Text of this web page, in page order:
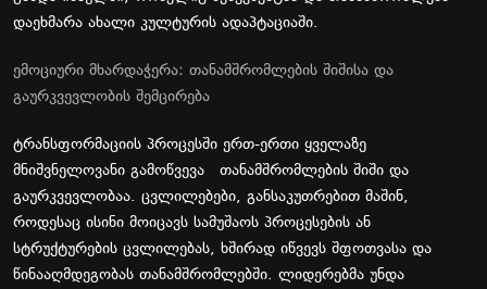
დაეხმარა ახალი კულტურის ადაპტაციაში.
ემოციური მხარდაჭერა: თანამშრომლების შიშისა და
გაურკვევლობის შემცირება
ტრანსფორმაციის პროცესში ერთ-ერთი ყველაზე
მნიშვნელოვანი გამოწვევა თანამშრომლების შიში და
გაურკვევლობაა. ცვლილებები, განსაკუთრებით მაშინ,
როდესაც ისინი მოიცავს სამუშაოს პროცესების ან
სტრუქტურების ცვლილებას, ხშირად იწვევს შფოთვასა და
წინააღმდეგობას თანამშრომლებში. ლიდერებმა უნდა